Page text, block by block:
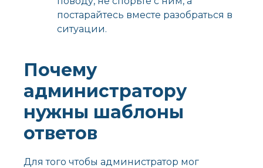
постарайтесь вместе разобраться в
ситуации.
Почему
администратору
нужны шаблоны
ответов
Для того чтобы администратор мог